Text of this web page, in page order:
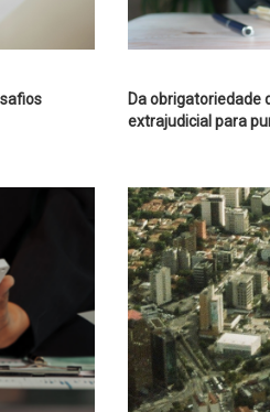
Da obrigatoriedade
extrajudicial para